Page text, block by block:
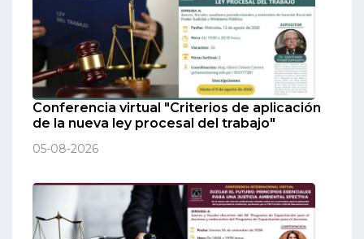
Conferencia virtual "Criterios de aplicación
de la nueva ley procesal del trabajo"
05-08-2026